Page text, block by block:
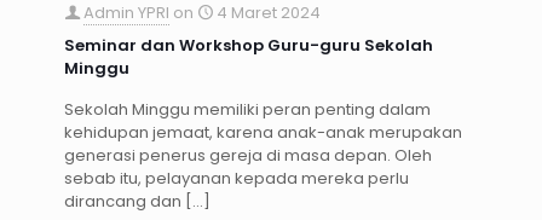
Admin YPRI on
4 Maret 2024
Seminar dan Workshop Guru-guru Sekolah
Minggu
Sekolah Minggu memiliki peran penting dalam
kehidupan jemaat, karena anak-anak merupakan
generasi penerus gereja di masa depan. Oleh
sebab itu, pelayanan kepada mereka perlu
dirancang dan […]